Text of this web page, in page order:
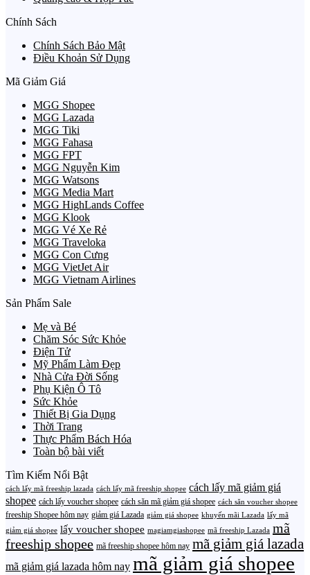
Chính Sách
Chính Sách Bảo Mật
Điều Khoản Sử Dụng
Mã Giảm Giá
MGG Shopee
MGG Lazada
MGG Tiki
MGG Fahasa
MGG FPT
MGG Nguyễn Kim
MGG Watsons
MGG Media Mart
MGG HighLands Coffee
MGG Klook
MGG Vé Xe Rẻ
MGG Traveloka
MGG Con Cưng
MGG VietJet Air
MGG Vietnam Airlines
Sản Phẩm Sale
Mẹ và Bé
Chăm Sóc Sức Khỏe
Điện Tử
Mỹ Phẩm Làm Đẹp
Nhà Cửa Đời Sống
Phụ Kiện Ô Tô
Sức Khỏe
Thiết Bị Gia Dụng
Thời Trang
Thực Phẩm Bách Hóa
Toàn bộ bài viết
Tìm Kiếm Nổi Bật
cách lấy mã freeship lazada cách lấy mã freeship shopee cách lấy mã giảm giá
shopee cách lấy voucher shopee cách săn mã giảm giá shopee cách săn voucher shopee
freeship Shopee hôm nay giảm giá Lazada giảm giá shopee khuyến mãi Lazada lấy mã
giảm giá shopee lấy voucher shopee magiamgiashopee mã freeship Lazada mã
freeship shopee mã freeship shopee hôm nay mã giảm giá lazada
mã giảm giá lazada hôm nay mã giảm giá shopee